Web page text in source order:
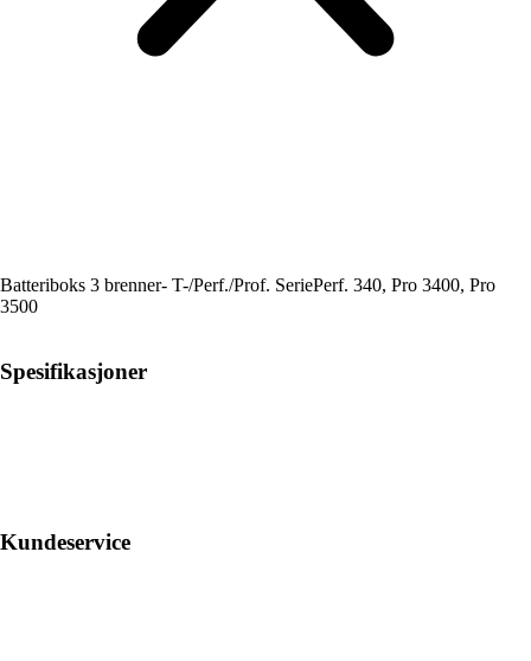
Batteriboks 3 brenner- T-/Perf./Prof. SeriePerf. 340, Pro 3400, Pro
3500
Spesifikasjoner
Kundeservice